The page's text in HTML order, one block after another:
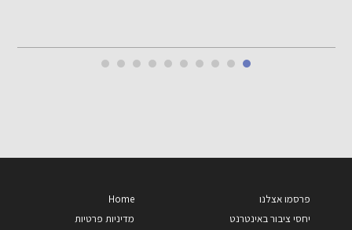
פרסמו אצלנו
יחסי ציבור באינטרנט
Home
מדיניות פרטיות